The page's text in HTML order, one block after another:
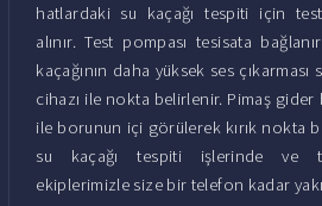
hatlardaki su kaçağı tespiti için test
alınır. Test pompası tesisata
kaçağının daha yüksek ses çıkarması
cihazı ile nokta belirlenir. Pimaş gider
ile borunun içi görülerek kırık nokta
su kaçağı tespiti işlerinde ve
ekiplerimizle size bir telefon kadar